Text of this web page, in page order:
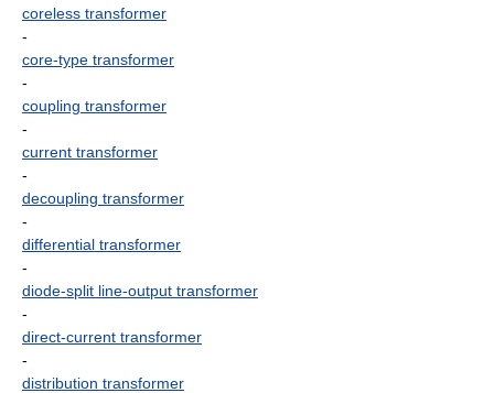
coreless transformer
-
core-type transformer
-
coupling transformer
-
current transformer
-
decoupling transformer
-
differential transformer
-
diode-split line-output transformer
-
direct-current transformer
-
distribution transformer